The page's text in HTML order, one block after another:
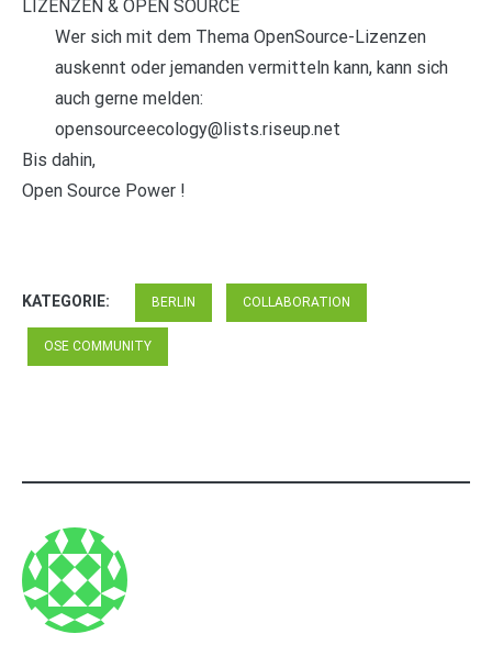
LIZENZEN & OPEN SOURCE
Wer sich mit dem Thema OpenSource-Lizenzen
auskennt oder jemanden vermitteln kann, kann sich
auch gerne melden:
opensourceecology@lists.riseup.net
Bis dahin,
Open Source Power !
KATEGORIE: BERLIN COLLABORATION
OSE COMMUNITY